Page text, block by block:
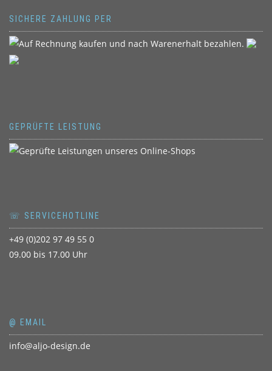
SICHERE ZAHLUNG PER
GEPRÜFTE LEISTUNG
☏ SERVICEHOTLINE
+49 (0)202 97 49 55 0
09.00 bis 17.00 Uhr
@ EMAIL
info@aljo-design.de